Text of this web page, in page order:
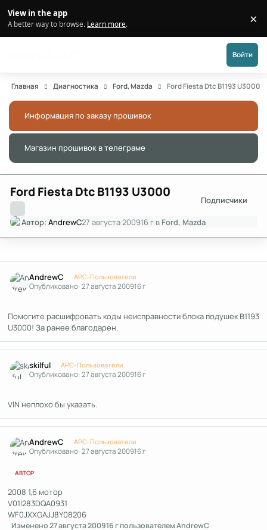
View in the app
A better way to browse. Learn more. ×
Войти
Главная Диагностика Ford, Mazda Ford Fiesta Dtc B1193 U3000
Информация по заказу прошивок
Магазин прошивок в телеграме
Ford Fiesta Dtc B1193 U3000
Подписчики
Автор:AndrewC27 августа 200916 г в Ford, Mazda
AndrewC APC-Пользователи
Опубликовано:27 августа 200916 г
Помогите расшифровать коды неисправности блока подушек B1193
U3000! За ранее благодарен.
skilful APC-Пользователи
Опубликовано:27 августа 200916 г
VIN неплохо бы указать.
AndrewC APC-Пользователи
Опубликовано:27 августа 200916 г
АВТОР
2008 1,6 мотор
V01I283DQA0931
WF0JXXGAJJ8Y08206
Изменено27 августа 200916 гпользователем AndrewC